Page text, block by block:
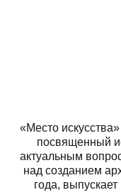
«Место
посвященный
актуальным
над созданием
года,